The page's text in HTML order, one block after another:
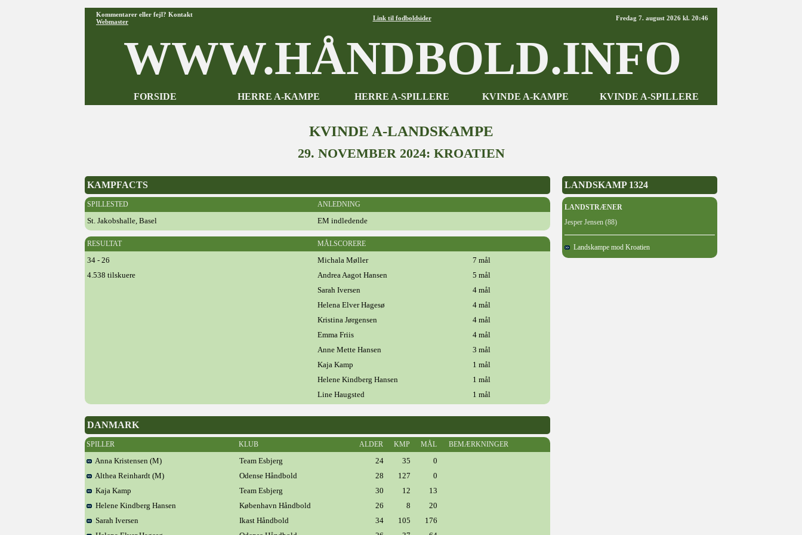
Kommentarer eller fejl? Kontakt
Webmaster
Link til fodboldsider Fredag 7. august 2026 kl. 20:46
WWW.HÅNDBOLD.INFO
FORSIDE HERRE A-KAMPE HERRE A-SPILLERE KVINDE A-KAMPE KVINDE A-SPILLERE
KVINDE A-LANDSKAMPE
29. NOVEMBER 2024: KROATIEN
KAMPFACTS
SPILLESTED ANLEDNING
St. Jakobshalle, Basel EM indledende
RESULTAT MÅLSCORERE
34 - 26 Michala Møller
7 mål
4.538 tilskuere
Andrea Aagot Hansen
5 mål
Sarah Iversen
4 mål
Helena Elver Hagesø
4 mål
Kristina Jørgensen
4 mål
Emma Friis
4 mål
Anne Mette Hansen
3 mål
Kaja Kamp
1 mål
Helene Kindberg Hansen
1 mål
Line Haugsted
1 mål
DANMARK
SPILLER KLUB ALDER KMP MÅL BEMÆRKNINGER
Anna Kristensen (M) Team Esbjerg 24 35
0
Althea Reinhardt (M)
Odense Håndbold 28 127
0
Kaja Kamp
Team Esbjerg 30 12
13
Helene Kindberg Hansen
København Håndbold 26 8
20
Sarah Iversen
Ikast Håndbold 34 105
176
LANDSKAMP 1324
LANDSTRÆNER
Jesper Jensen (88)
Landskampe mod Kroatien